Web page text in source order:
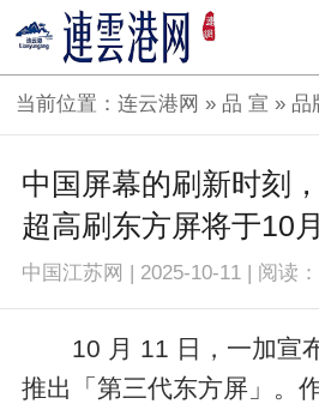
当前位置：连云港网 » 品 宣 » 品
中国屏幕的刷新时刻
超高刷东方屏将于10
中国江苏网 | 2025-10-11 | 阅读：
10 月 11 日，一加宣
推出「第三代东方屏」。